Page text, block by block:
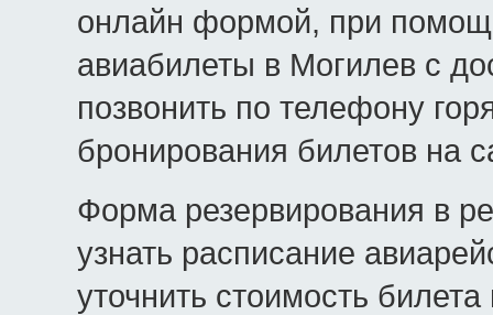
онлайн формой, при
авиабилеты в Могилев с
позвонить по телефону
бронирования билетов на
Форма резервирования в
узнать расписание
уточнить стоимость